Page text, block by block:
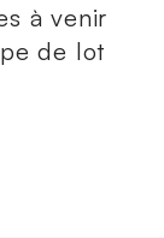
à venir
de lot